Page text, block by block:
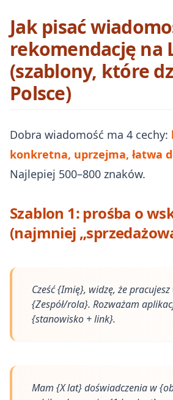
Jak pisać
rekomendację na
(szablony, które
Polsce)
Dobra wiadomość ma 4 cechy:
konkretna, uprzejma, łatwa
Najlepiej 500–800 znaków.
Szablon 1: prośba o
(najmniej
Cześć {Imię}, widzę, że
{Zespół/rola}. Rozważam
{stanowisko + link}.
Mam {X lat} doświadczenia w